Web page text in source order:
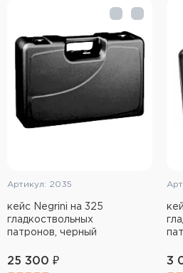
Сигнальные средства
Дартс
Артикул: 2035
кейс Negrini на 325
гладкоствольных
патронов, черный
25 300 ₽ 3